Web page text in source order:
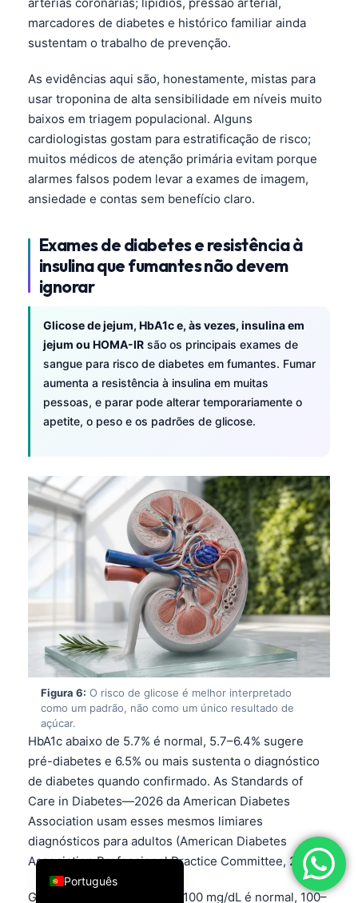
marcadores de diabetes e histórico familiar ainda
sustentam o trabalho de prevenção.
As evidências aqui são, honestamente, mistas para
usar troponina de alta sensibilidade em níveis muito
baixos em triagem populacional. Alguns
cardiologistas gostam para estratificação de risco;
muitos médicos de atenção primária evitam porque
alarmes falsos podem levar a exames de imagem,
ansiedade e contas sem benefício claro.
Exames de diabetes e resistência à
insulina que fumantes não devem
ignorar
Glicose de jejum, HbA1c e, às vezes, insulina em
jejum ou HOMA-IR são os principais exames de
sangue para risco de diabetes em fumantes. Fumar
aumenta a resistência à insulina em muitas
pessoas, e parar pode alterar temporariamente o
apetite, o peso e os padrões de glicose.
Figura 6: O risco de glicose é melhor interpretado
como um padrão, não como um único resultado de
açúcar.
HbA1c abaixo de 5.7% é normal, 5.7–6.4% sugere
pré-diabetes e 6.5% ou mais sustenta o diagnóstico
de diabetes quando confirmado. As Standards of
Care in Diabetes—2026 da American Diabetes
Association usam esses mesmos limiares
diagnósticos para adultos (American Diabetes
Association Professional Practice Committee, 2026).
Glicose de jejum abaixo de 100 mg/dL é normal, 100–
Português
English
Deutsch
العربية
Français
עִבְרִית
Italiano
Español
Ελληνικά
Türkçe
فارسی
Български
Dansk
Nederlands
Bahasa Indonesia
Հայերեն
Íslenska
Српски језик
Svenska
Azərbaycan dili
Eesti
Čeština
ქართული
Русский
Lietuvių kalba
Slovenščina
Magyar